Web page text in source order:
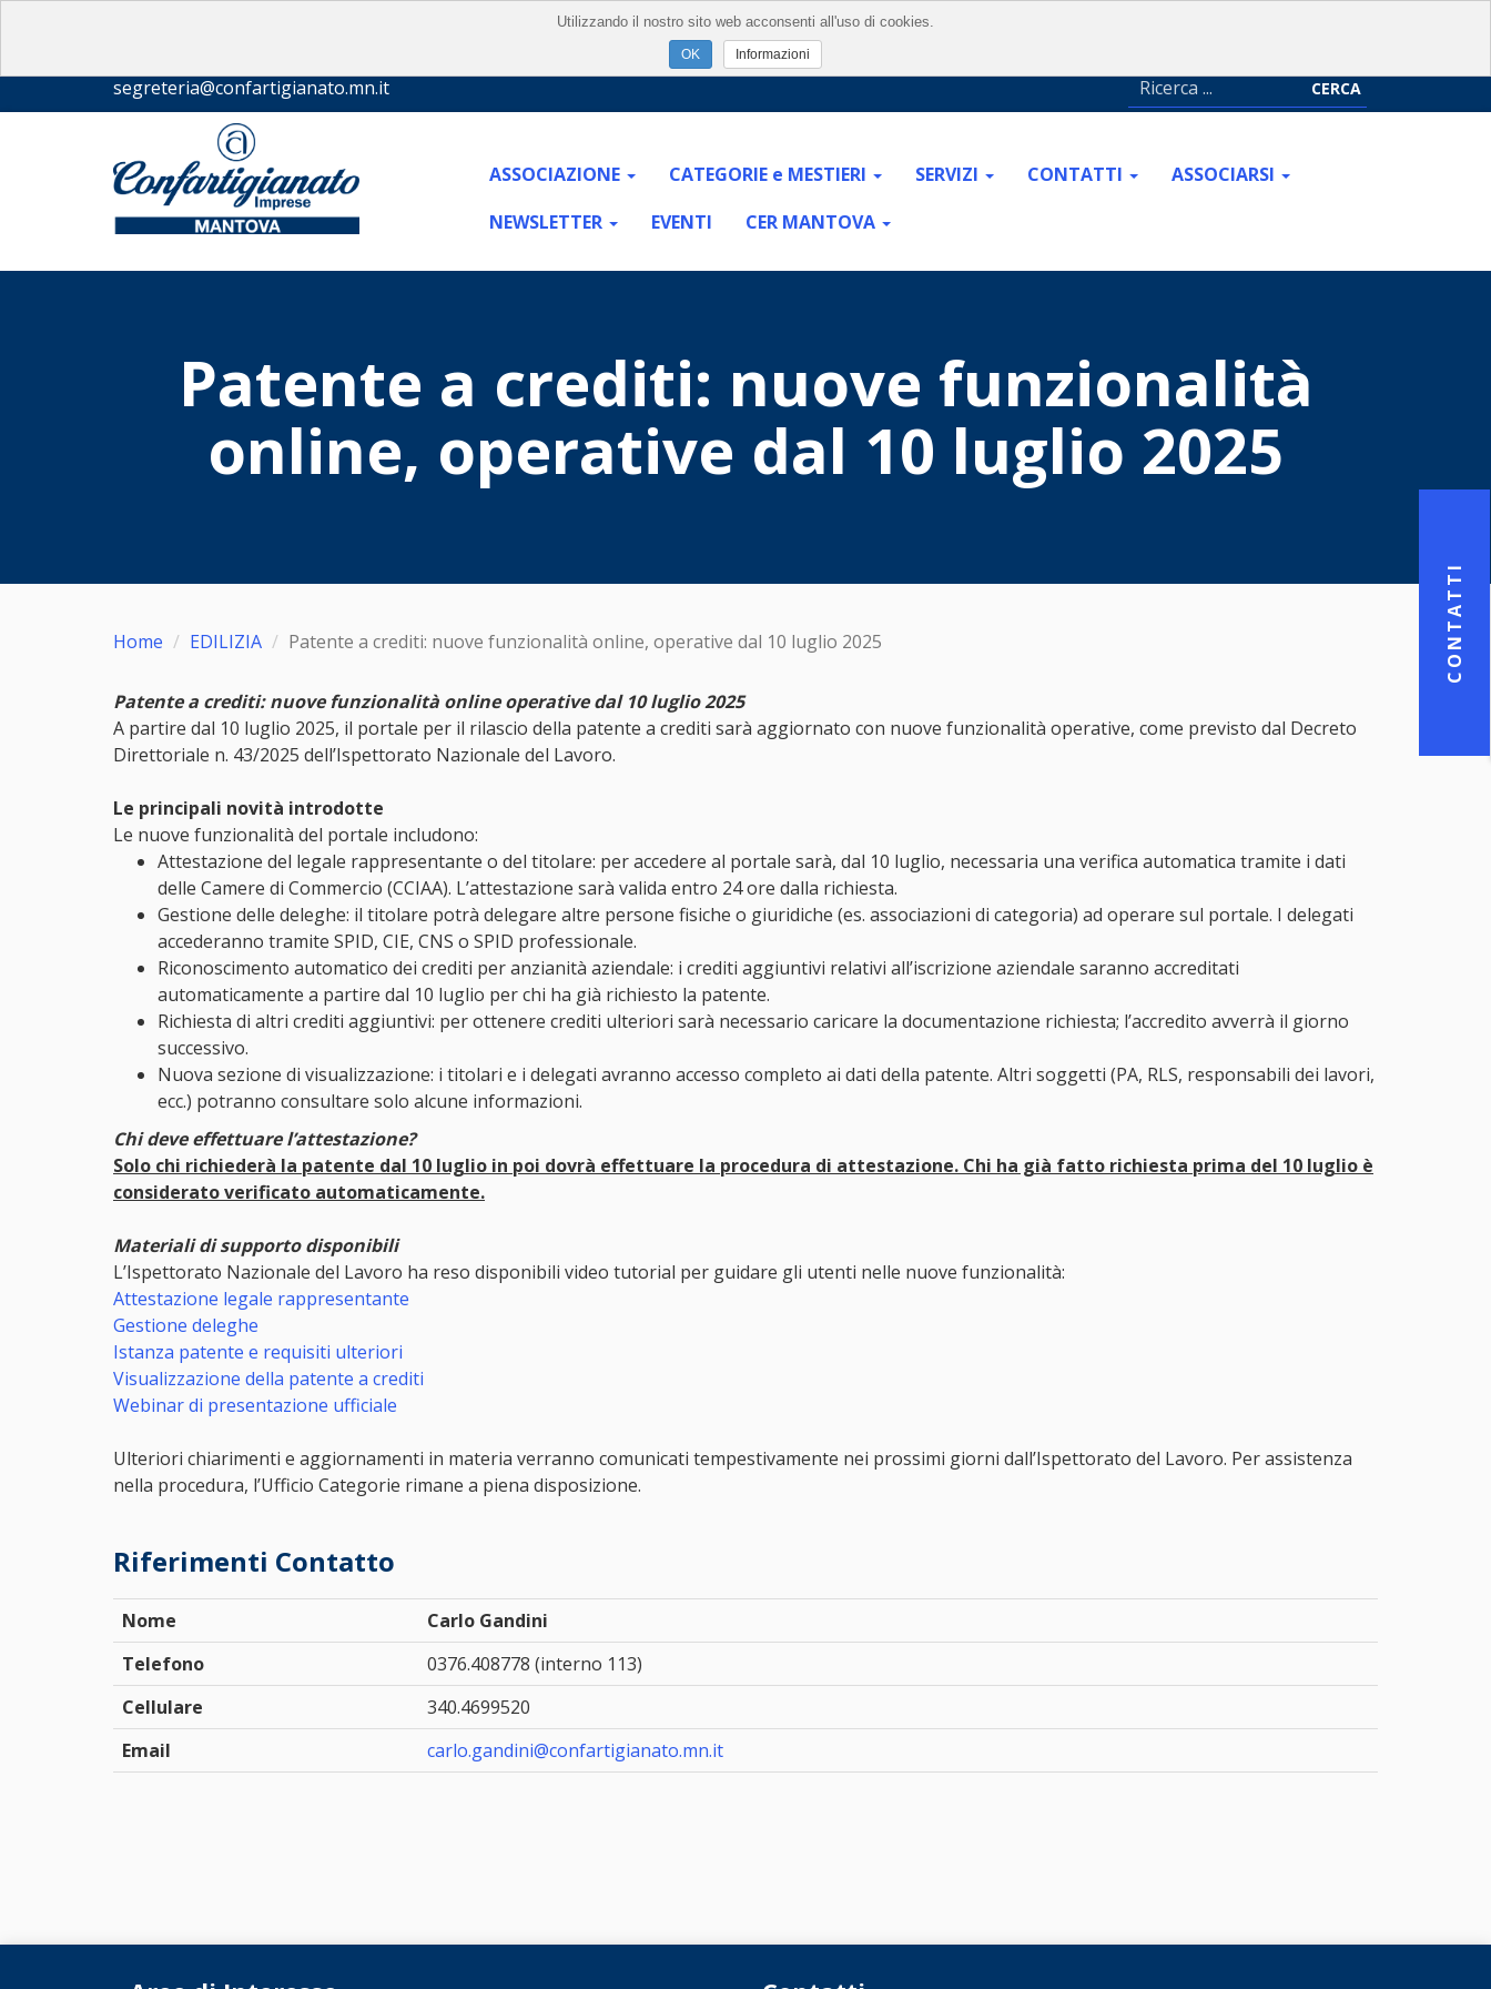
CONTATTI
segreteria@confartigianato.mn.it CERCA
ASSOCIAZIONE CATEGORIE e MESTIERI SERVIZI CONTATTI
ASSOCIARSI
NEWSLETTER
EVENTI CER MANTOVA
Patente a crediti: nuove funzionalità
online, operative dal 10 luglio 2025
Home EDILIZIA Patente a crediti: nuove funzionalità online, operative dal 10 luglio 2025
Patente a crediti: nuove funzionalità online operative dal 10 luglio 2025
A partire dal 10 luglio 2025, il portale per il rilascio della patente a crediti sarà aggiornato con nuove funzionalità operative, come previsto dal Decreto
Direttoriale n. 43/2025 dell’Ispettorato Nazionale del Lavoro.
Le principali novità introdotte
Le nuove funzionalità del portale includono:
Attestazione del legale rappresentante o del titolare: per accedere al portale sarà, dal 10 luglio, necessaria una verifica automatica tramite i dati
delle Camere di Commercio (CCIAA). L’attestazione sarà valida entro 24 ore dalla richiesta.
Gestione delle deleghe: il titolare potrà delegare altre persone fisiche o giuridiche (es. associazioni di categoria) ad operare sul portale. I delegati
accederanno tramite SPID, CIE, CNS o SPID professionale.
Riconoscimento automatico dei crediti per anzianità aziendale: i crediti aggiuntivi relativi all’iscrizione aziendale saranno accreditati
automaticamente a partire dal 10 luglio per chi ha già richiesto la patente.
Richiesta di altri crediti aggiuntivi: per ottenere crediti ulteriori sarà necessario caricare la documentazione richiesta; l’accredito avverrà il giorno
successivo.
Nuova sezione di visualizzazione: i titolari e i delegati avranno accesso completo ai dati della patente. Altri soggetti (PA, RLS, responsabili dei lavori,
ecc.) potranno consultare solo alcune informazioni.
Chi deve effettuare l’attestazione?
Solo chi richiederà la patente dal 10 luglio in poi dovrà effettuare la procedura di attestazione. Chi ha già fatto richiesta prima del 10 luglio è
considerato verificato automaticamente.
Materiali di supporto disponibili
L’Ispettorato Nazionale del Lavoro ha reso disponibili video tutorial per guidare gli utenti nelle nuove funzionalità:
Attestazione legale rappresentante
Gestione deleghe
Istanza patente e requisiti ulteriori
Visualizzazione della patente a crediti
Webinar di presentazione ufficiale
Ulteriori chiarimenti e aggiornamenti in materia verranno comunicati tempestivamente nei prossimi giorni dall’Ispettorato del Lavoro. Per assistenza
nella procedura, l’Ufficio Categorie rimane a piena disposizione.
Riferimenti Contatto
Nome
Carlo Gandini
Telefono
0376.408778 (interno 113)
Cellulare
340.4699520
Email
carlo.gandini@confartigianato.mn.it
Utilizzando il nostro sito web acconsenti all'uso di cookies.
Informazioni